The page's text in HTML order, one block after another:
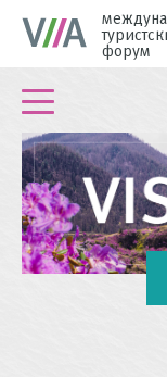
форум